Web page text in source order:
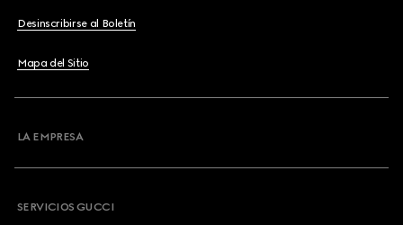
Desinscribirse al Boletín
Mapa del Sitio
LA EMPRESA
SERVICIOS GUCCI